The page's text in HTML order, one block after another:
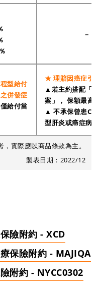
－
型給付
併發症
給付當
★ 理賠因癌症引
▲若主約搭配「全
案」， 保額最高
▲ 不承保曾患C型
型肝炎或癌症病史
實際應以商品條款為主。
製表日期：2022/12
險附約 - XCD
保險附約 - MAJIQA
附約 - NYCC0302